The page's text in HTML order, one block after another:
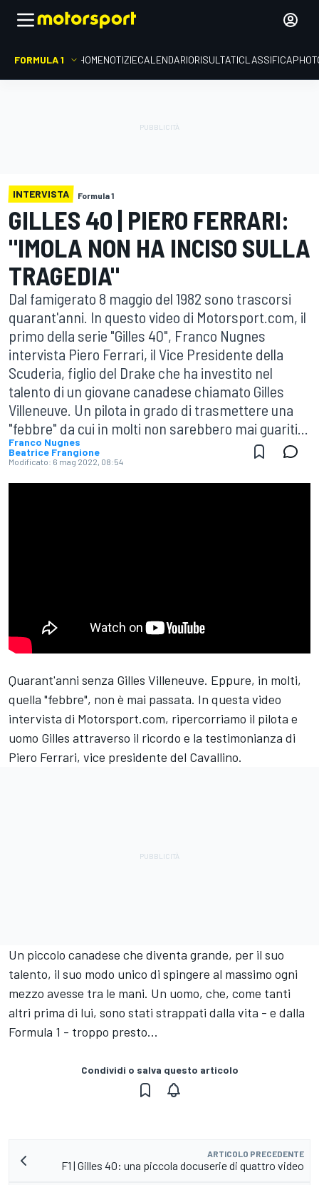
FORMULA 1 HOMENOTIZIECALENDARIORISULTATICLASSIFICA
INTERVISTA Formula 1
GILLES 40 | PIERO FERRARI:
"IMOLA NON HA INCISO SULLA
TRAGEDIA"
Dal famigerato 8 maggio del 1982 sono trascorsi
quarant'anni. In questo video di Motorsport.com, il
primo della serie "Gilles 40", Franco Nugnes
intervista Piero Ferrari, il Vice Presidente della
Scuderia, figlio del Drake che ha investito nel
talento di un giovane canadese chiamato Gilles
Villeneuve. Un pilota in grado di trasmettere una
"febbre" da cui in molti non sarebbero mai guariti...
Franco Nugnes
Beatrice Frangione
Modificato: 6 mag 2022, 08:54
Quarant'anni senza Gilles Villeneuve. Eppure, in molti,
quella "febbre", non è mai passata. In questa video
intervista di Motorsport.com, ripercorriamo il pilota e
uomo Gilles attraverso il ricordo e la testimonianza di
Piero Ferrari, vice presidente del Cavallino.
Un piccolo canadese che diventa grande, per il suo
talento, il suo modo unico di spingere al massimo ogni
mezzo avesse tra le mani. Un uomo, che, come tanti
altri prima di lui, sono stati strappati dalla vita - e dalla
Formula 1 - troppo presto...
Condividi o salva questo articolo
ARTICOLO PRECEDENTE
F1 | Gilles 40: una piccola docuserie di quattro video